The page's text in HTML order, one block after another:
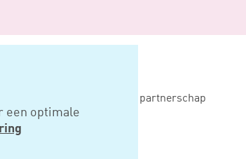
een optimale
erfbelasting ondanks kort partnerschap